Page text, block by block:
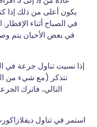
يكون أعلى من ذلك إذا
في الصباح أثناء
في بعض الأحيان يتم
إذا نسيت تناول جرعة في
تتذكر (مع شيء من
التالي، فاترك
استمر في تناول